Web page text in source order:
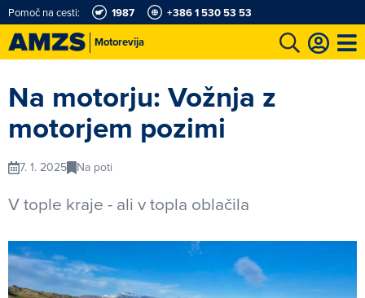
Motorevija
Pomoč na cesti: 1987 +386 1 530 53 53
Na motorju: Vožnja z
motorjem pozimi
7. 1. 2025 Na poti
V tople kraje - ali v topla oblačila